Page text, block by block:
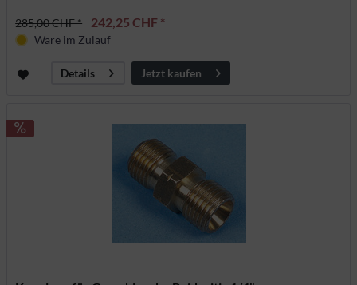
285,00 CHF * 242,25 CHF *
Ware im Zulauf
Details Jetzt kaufen